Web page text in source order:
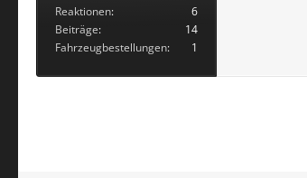
Reaktionen
6
Beiträge
14
Fahrzeugbestellungen
1